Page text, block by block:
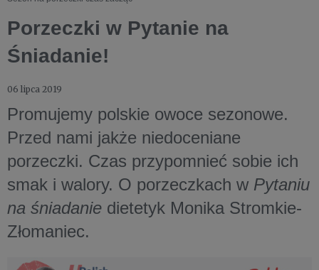
Porzeczki w Pytanie na
Śniadanie!
06 lipca 2019
Promujemy polskie owoce sezonowe.
Przed nami jakże niedoceniane
porzeczki. Czas przypomnieć sobie ich
smak i walory. O porzeczkach w Pytaniu
na śniadanie dietetyk Monika Stromkie-
Złomaniec.